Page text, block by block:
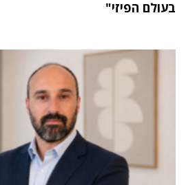
בעולם הפיזי"